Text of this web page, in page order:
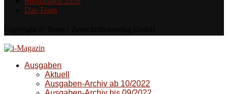
Das Team
Ausgaben
Aktuell
Ausgaben-Archiv ab 10/2022